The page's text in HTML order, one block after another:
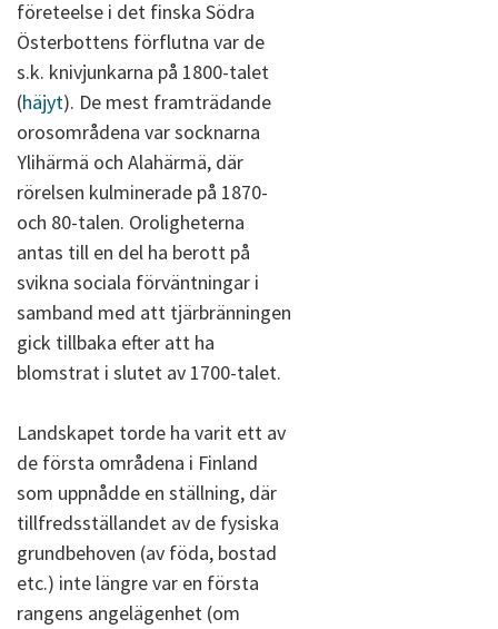
företeelse i det finska Södra
Österbottens förflutna var de
s.k. knivjunkarna på 1800-talet
(häjyt). De mest framträdande
orosområdena var socknarna
Ylihärmä och Alahärmä, där
rörelsen kulminerade på 1870-
och 80-talen. Oroligheterna
antas till en del ha berott på
svikna sociala förväntningar i
samband med att tjärbränningen
gick tillbaka efter att ha
blomstrat i slutet av 1700-talet.
Landskapet torde ha varit ett av
de första områdena i Finland
som uppnådde en ställning, där
tillfredsställandet av de fysiska
grundbehoven (av föda, bostad
etc.) inte längre var en första
rangens angelägenhet (om